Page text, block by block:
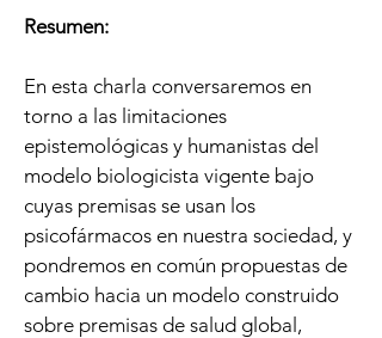
Resumen:
En esta charla conversaremos en
torno a las limitaciones
epistemológicas y humanistas del
modelo biologicista vigente bajo
cuyas premisas se usan los
psicofármacos en nuestra sociedad, y
pondremos en común propuestas de
cambio hacia un modelo construido
sobre premisas de salud global,